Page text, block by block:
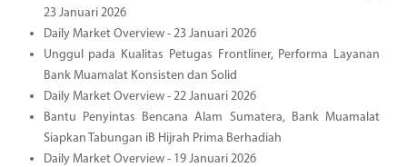
23 Januari 2026
Daily Market Overview - 23 Januari 2026
Unggul pada Kualitas Petugas Frontliner, Performa Layanan
Bank Muamalat Konsisten dan Solid
Daily Market Overview - 22 Januari 2026
Bantu Penyintas Bencana Alam Sumatera, Bank Muamalat
Siapkan Tabungan iB Hijrah Prima Berhadiah
Daily Market Overview - 19 Januari 2026